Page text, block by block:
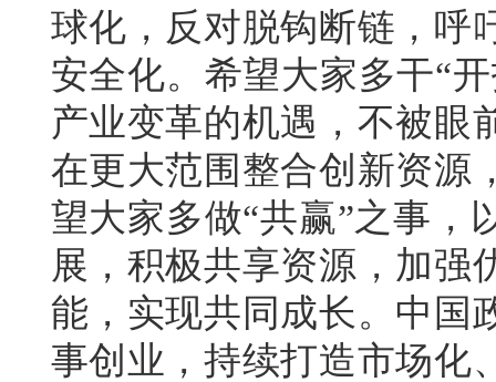
球化，反对脱钩断链，呼
安全化。希望大家多干“
产业变革的机遇，不被眼
在更大范围整合创新资源
望大家多做“共赢”之事，
展，积极共享资源，加强
能，实现共同成长。中国
事创业，持续打造市场化